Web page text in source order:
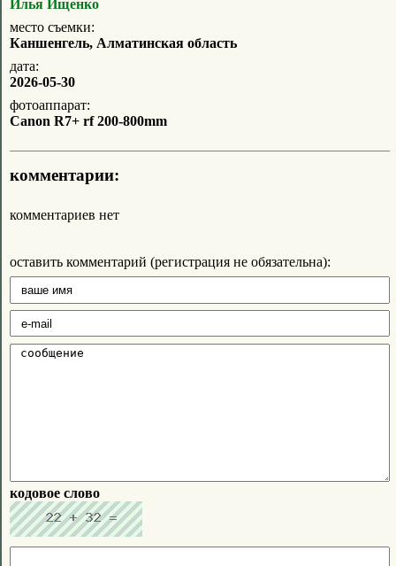
Илья Ищенко
место съемки:
Каншенгель, Алматинская область
дата:
2026-05-30
фотоаппарат:
Canon R7+ rf 200-800mm
комментарии:
комментариев нет
оставить комментарий (регистрация не обязательна):
кодовое слово